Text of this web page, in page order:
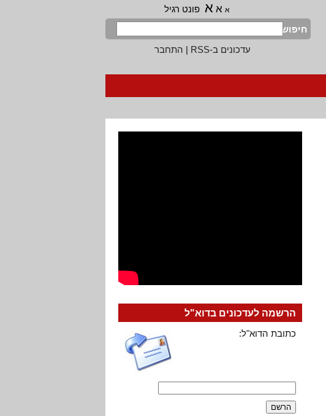
א א א פונט רגיל
חיפוש
עדכונים ב-RSS
| התחבר
הרשמה לעדכונים בדוא"ל
כתובת הדוא"ל: